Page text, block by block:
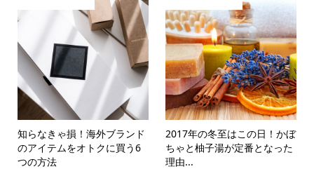
知らなきゃ損！海外ブランド
のアイテムをオトクに買う6
つの方法
2017年の冬至はこの日！かぼ
ちゃと柚子湯が定番となった
理由...